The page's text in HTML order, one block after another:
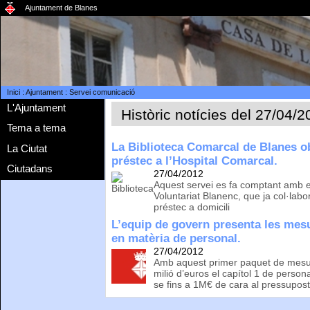
Ajuntament de Blanes
Inici: Ajuntament: Servei comunicació
L'Ajuntament
Tema a tema
La Ciutat
Ciutadans
Històric notícies del 27/04/
La Biblioteca Comarcal de Blanes
préstec a l’Hospital Comarcal.
27/04/2012
Aquest servei es fa comptant amb
Voluntariat Blanenc, que ja
préstec a domicili
L’equip de govern presenta les
en matèria de personal.
27/04/2012
Amb aquest primer paquet de
milió d’euros el capítol 1 de
se fins a 1M€ de cara al